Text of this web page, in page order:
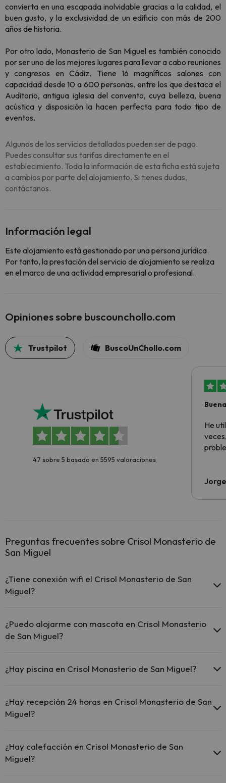
convierta en una escapada inolvidable gracias a la calidad, el
buen gusto, y la exclusividad de un edificio con más de 200
años de historia.
Por otro lado, Monasterio de San Miguel es también conocido
por ser uno de los mejores lugares para llevar a cabo reuniones
y congresos en Cádiz. Tiene 16 magníficos salones con
capacidad desde 10 a 600 personas, entre los que destaca el
Auditorio, antigua iglesia del convento, cuya belleza, buena
acústica y disposición la hacen perfecta para todo tipo de
eventos.
Algunos de los servicios detallados pueden ser de pago.
Puedes consultar sus tarifas directamente en el
establecimiento. Toda la información de esta ficha está sujeta
a cambios por parte del alojamiento. Si tienes dudas,
contáctanos.
Información legal
Este alojamiento está gestionado por una persona jurídica.
Por tanto, la prestación del servicio de alojamiento se realiza
en el marco de una actividad empresarial o profesional.
Opiniones sobre buscounchollo.com
Trustpilot BuscoUnChollo.com
4.7 sobre 5 basado en 5595 valoraciones
He
Preguntas frecuentes sobre Crisol Monasterio de
San Miguel
¿Tiene conexión wifi el Crisol Monasterio de San
Miguel?
todo el hotel.
El Crisol Monasterio de San Miguel ofrece Wi-Fi gratuito en
zonas comunes.
¿Puedo alojarme con mascota en Crisol Monasterio
de San Miguel?
¿Hay piscina en Crisol Monasterio de San Miguel?
puede ser de pago) Aquí tienes más info sobre la piscina y otras
instalaciones.
¿Hay recepción 24 horas en Crisol Monasterio de San
Miguel?
¿Hay calefacción en Crisol Monasterio de San
Miguel?